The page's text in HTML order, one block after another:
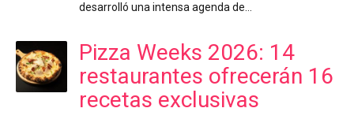
desarrolló una intensa agenda de…
Pizza Weeks 2026: 14
restaurantes ofrecerán 16
recetas exclusivas